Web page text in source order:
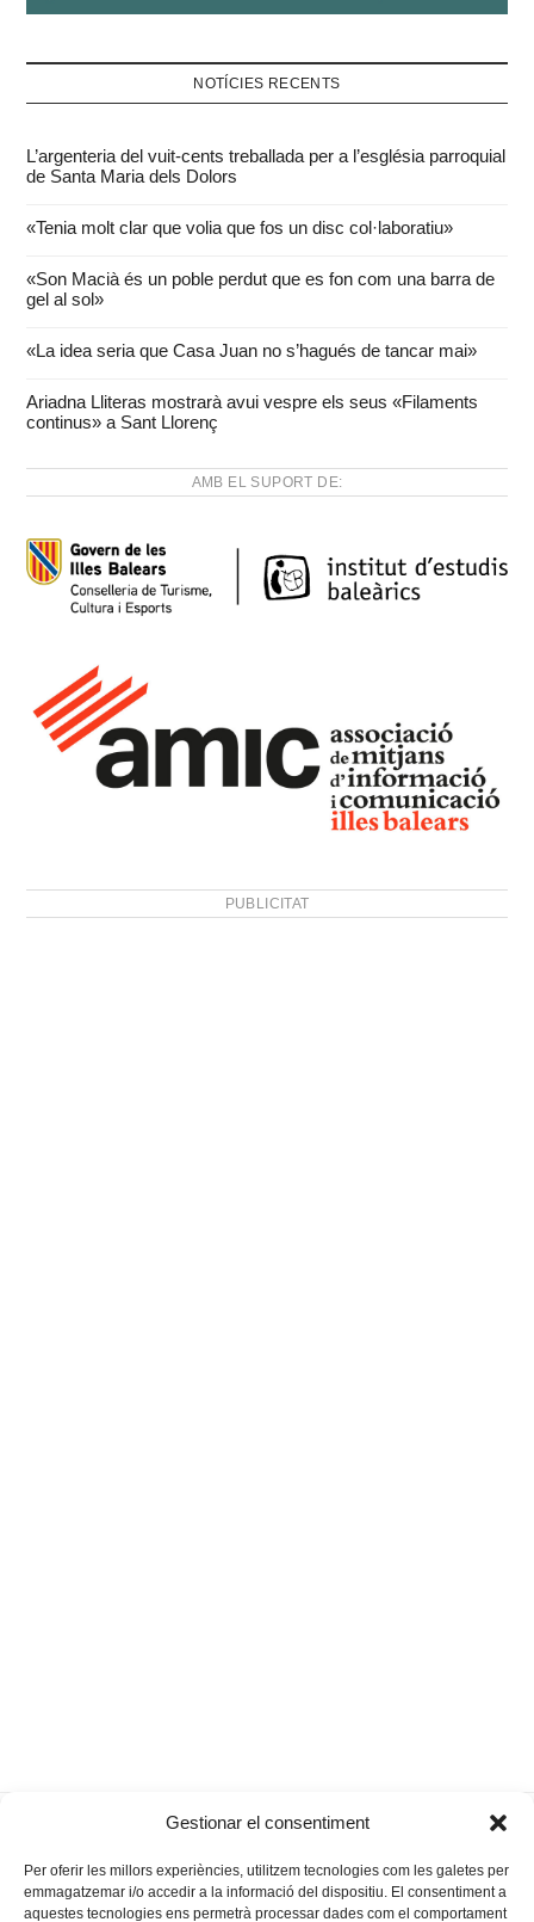
Gestionar el consentiment
Per oferir les millors experiències, utilitzem tecnologies com les galetes per
emmagatzemar i/o accedir a la informació del dispositiu. El consentiment a
aquestes tecnologies ens permetrà processar dades com el comportament
NOTÍCIES RECENTS
L’argenteria del vuit-cents treballada per a l’església parroquial
de Santa Maria dels Dolors
«Tenia molt clar que volia que fos un disc col·laboratiu»
«Son Macià és un poble perdut que es fon com una barra de
gel al sol»
«La idea seria que Casa Juan no s’hagués de tancar mai»
Ariadna Lliteras mostrarà avui vespre els seus «Filaments
continus» a Sant Llorenç
AMB EL SUPORT DE:
PUBLICITAT
next